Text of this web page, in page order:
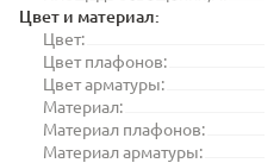
Цвет и материал:
Цвет:
Цвет плафонов:
Цвет арматуры:
Материал:
Материал плафонов:
Материал арматуры: